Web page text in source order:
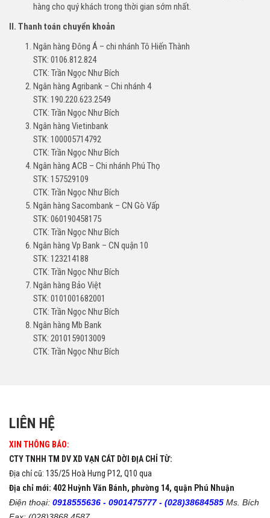
hàng cho quý khách trong thời gian sớm nhất.
II. Thanh toán chuyển khoản
Ngân hàng Đông Á – chi nhánh Tô Hiến Thành
STK: 0106.812.824
CTK: Trần Ngọc Như Bích
Ngân hàng Agribank – Chi nhánh 4
STK: 190.220.623.2549
CTK: Trần Ngọc Như Bích
Ngân hàng Vietinbank
STK: 100005714792
CTK: Trần Ngọc Như Bích
Ngân hàng ACB – Chi nhánh Phú Thọ
STK: 157529109
CTK: Trần Ngọc Như Bích
Ngân hàng Sacombank – CN Gò Vấp
STK: 060190458175
CTK: Trần Ngọc Như Bích
Ngân hàng Vp Bank – CN quận 10
STK: 123214188
CTK: Trần Ngọc Như Bích
Ngân hàng Bảo Việt
STK: 0101001682001
CTK: Trần Ngọc Như Bích
Ngân hàng Mb Bank
STK: 2010159013009
CTK: Trần Ngọc Như Bích
LIÊN HỆ
XIN THÔNG BÁO:
CTY TNHH TM DV XD VẠN CÁT DỜI ĐỊA CHỈ TỪ:
Địa chỉ cũ: 135/25 Hoà Hưng P12, Q10 qua
Địa chỉ mới: 402 Huỳnh Văn Bánh, phường 14, quận Phú Nhuận
Điện thoại: 0918555636 - 0901475777 - (028)38684585 Ms. Bích